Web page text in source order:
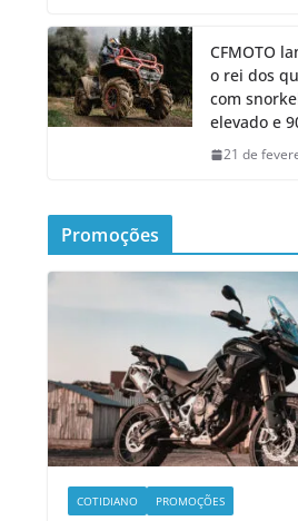
CFMOTO
o rei dos
com
elevado e
21 de
Promoções
COTIDIANO PROMOÇÕES